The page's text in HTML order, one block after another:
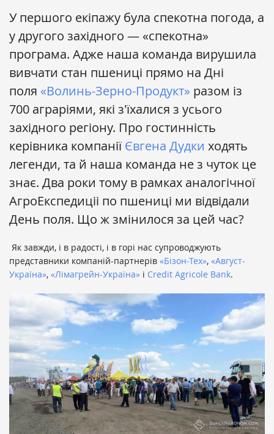
У першого екіпажу була спекотна погода, а
у другого західного — «спекотна»
програма. Адже наша команда вирушила
вивчати стан пшениці прямо на Дні
поля «Волинь-Зерно-Продукт» разом із
700 аграріями, які з'їхалися з усього
західного регіону. Про гостинність
керівника компанії Євгена Дудки ходять
легенди, та й наша команда не з чуток це
знає. Два роки тому в рамках аналогічної
АгроЕкспедиціі по пшениці ми відвідали
День поля. Що ж змінилося за цей час?
Як завжди, і в радості, і в горі нас супроводжують
представники компаній-партнерів «Бізон-Тех», «Август-
Україна», «Лімагрейн-Україна» і Credit Agricole Bank.